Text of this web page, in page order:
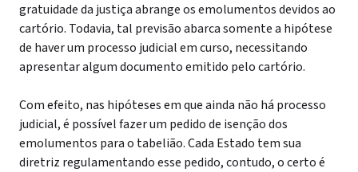
gratuidade da justiça abrange os emolumentos devidos ao
cartório. Todavia, tal previsão abarca somente a hipótese
de haver um processo judicial em curso, necessitando
apresentar algum documento emitido pelo cartório.
Com efeito, nas hipóteses em que ainda não há processo
judicial, é possível fazer um pedido de isenção dos
emolumentos para o tabelião. Cada Estado tem sua
diretriz regulamentando esse pedido, contudo, o certo é